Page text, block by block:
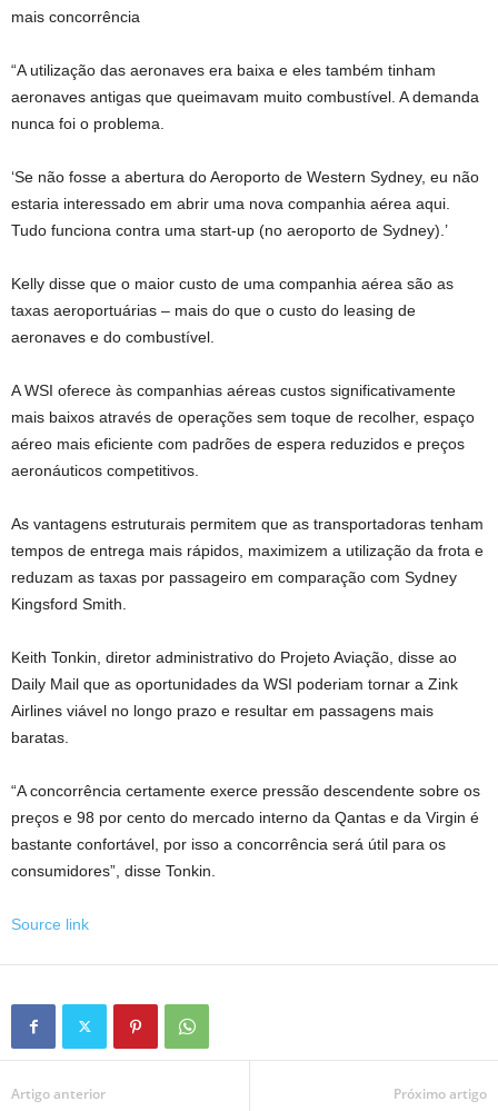
mais concorrência
“A utilização das aeronaves era baixa e eles também tinham
aeronaves antigas que queimavam muito combustível. A demanda
nunca foi o problema.
‘Se não fosse a abertura do Aeroporto de Western Sydney, eu não
estaria interessado em abrir uma nova companhia aérea aqui.
Tudo funciona contra uma start-up (no aeroporto de Sydney).’
Kelly disse que o maior custo de uma companhia aérea são as
taxas aeroportuárias – mais do que o custo do leasing de
aeronaves e do combustível.
A WSI oferece às companhias aéreas custos significativamente
mais baixos através de operações sem toque de recolher, espaço
aéreo mais eficiente com padrões de espera reduzidos e preços
aeronáuticos competitivos.
As vantagens estruturais permitem que as transportadoras tenham
tempos de entrega mais rápidos, maximizem a utilização da frota e
reduzam as taxas por passageiro em comparação com Sydney
Kingsford Smith.
Keith Tonkin, diretor administrativo do Projeto Aviação, disse ao
Daily Mail que as oportunidades da WSI poderiam tornar a Zink
Airlines viável no longo prazo e resultar em passagens mais
baratas.
“A concorrência certamente exerce pressão descendente sobre os
preços e 98 por cento do mercado interno da Qantas e da Virgin é
bastante confortável, por isso a concorrência será útil para os
consumidores”, disse Tonkin.
Source link
Artigo anterior Próximo artigo